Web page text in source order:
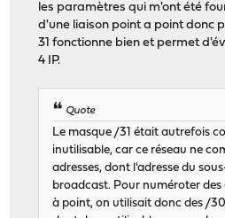
les paramètres qui m'ont été
d'une liaison point a point donc
31 fonctionne bien et permet
4 IP.
Quote
Le masque /31 était autrefois
inutilisable, car ce réseau ne
adresses, dont l'adresse du
broadcast. Pour numéroter des
à point, on utilisait donc des /